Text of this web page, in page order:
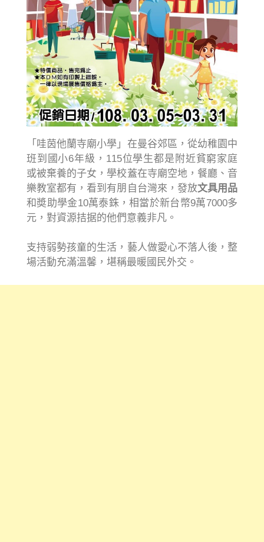
「哇茵他蘭寺廟小學」在曼谷郊區，從幼稚園中
班到國小6年級，115位學生都是附近貧窮家庭
或被棄養的子女，學校蓋在寺廟空地，餐廳、音
樂教室都有，看到有朋自台灣來，發放文具用品
和奬助學金10萬泰銖，相當於新台幣9萬7000多
元，對資源拮据的他們意義非凡。
支持弱勢孩童的生活，藝人做愛心不落人後，整
場活動充滿溫馨，堪稱最暖國民外交。